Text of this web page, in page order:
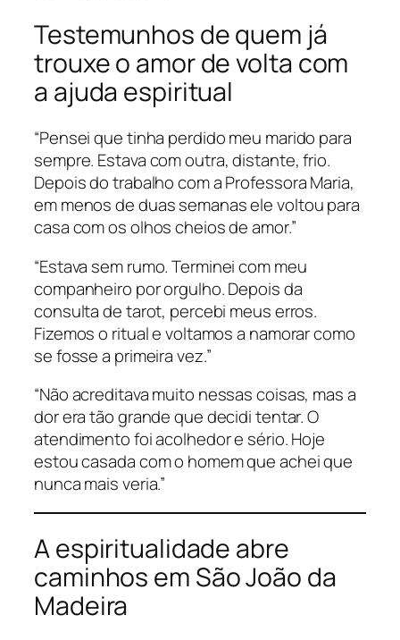
Testemunhos de quem já
trouxe o amor de volta com
a ajuda espiritual
“Pensei que tinha perdido meu marido para
sempre. Estava com outra, distante, frio.
Depois do trabalho com a Professora Maria,
em menos de duas semanas ele voltou para
casa com os olhos cheios de amor.”
“Estava sem rumo. Terminei com meu
companheiro por orgulho. Depois da
consulta de tarot, percebi meus erros.
Fizemos o ritual e voltamos a namorar como
se fosse a primeira vez.”
“Não acreditava muito nessas coisas, mas a
dor era tão grande que decidi tentar. O
atendimento foi acolhedor e sério. Hoje
estou casada com o homem que achei que
nunca mais veria.”
A espiritualidade abre
caminhos em São João da
Madeira